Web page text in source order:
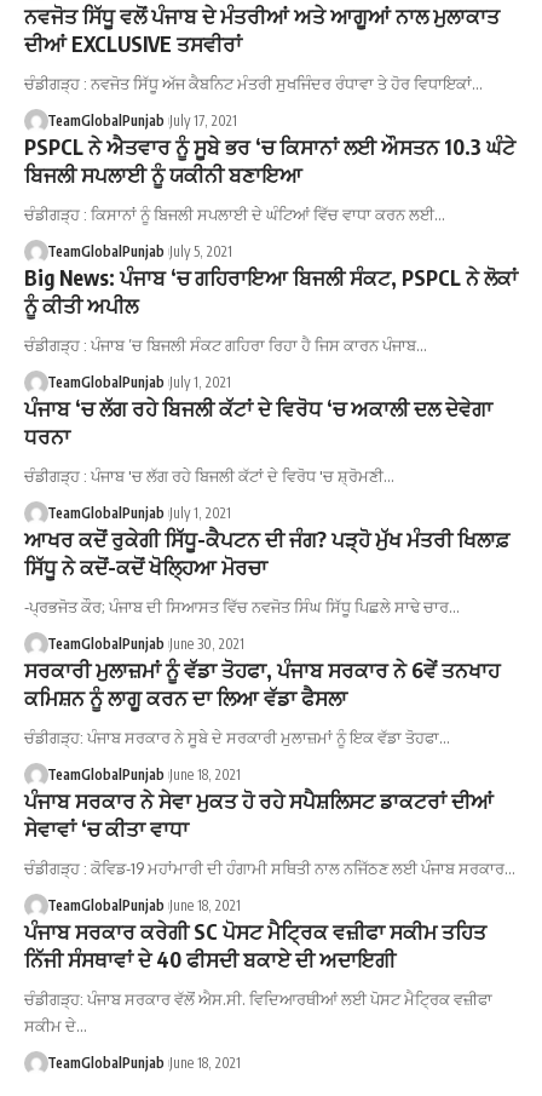
ਨਵਜੋਤ ਸਿੱਧੂ ਵਲੋਂ ਪੰਜਾਬ ਦੇ ਮੰਤਰੀਆਂ ਅਤੇ ਆਗੂਆਂ ਨਾਲ ਮੁਲਾਕਾਤ
ਦੀਆਂ EXCLUSIVE ਤਸਵੀਰਾਂ
ਚੰਡੀਗੜ੍ਹ : ਨਵਜੋਤ ਸਿੱਧੂ ਅੱਜ ਕੈਬਨਿਟ ਮੰਤਰੀ ਸੁਖਜਿੰਦਰ ਰੰਧਾਵਾ ਤੇ ਹੋਰ ਵਿਧਾਇਕਾਂ…
TeamGlobalPunjab July 17, 2021
PSPCL ਨੇ ਐਤਵਾਰ ਨੂੰ ਸੂਬੇ ਭਰ ‘ਚ ਕਿਸਾਨਾਂ ਲਈ ਔਸਤਨ 10.3 ਘੰਟੇ
ਬਿਜਲੀ ਸਪਲਾਈ ਨੂੰ ਯਕੀਨੀ ਬਣਾਇਆ
ਚੰਡੀਗੜ੍ਹ : ਕਿਸਾਨਾਂ ਨੂੰ ਬਿਜਲੀ ਸਪਲਾਈ ਦੇ ਘੰਟਿਆਂ ਵਿੱਚ ਵਾਧਾ ਕਰਨ ਲਈ…
TeamGlobalPunjab July 5, 2021
Big News: ਪੰਜਾਬ ‘ਚ ਗਹਿਰਾਇਆ ਬਿਜਲੀ ਸੰਕਟ, PSPCL ਨੇ ਲੋਕਾਂ
ਨੂੰ ਕੀਤੀ ਅਪੀਲ
ਚੰਡੀਗੜ੍ਹ : ਪੰਜਾਬ ’ਚ ਬਿਜਲੀ ਸੰਕਟ ਗਹਿਰਾ ਰਿਹਾ ਹੈ ਜਿਸ ਕਾਰਨ ਪੰਜਾਬ…
TeamGlobalPunjab July 1, 2021
ਪੰਜਾਬ ‘ਚ ਲੱਗ ਰਹੇ ਬਿਜਲੀ ਕੱਟਾਂ ਦੇ ਵਿਰੋਧ ‘ਚ ਅਕਾਲੀ ਦਲ ਦੇਵੇਗਾ
ਧਰਨਾ
ਚੰਡੀਗੜ੍ਹ : ਪੰਜਾਬ 'ਚ ਲੱਗ ਰਹੇ ਬਿਜਲੀ ਕੱਟਾਂ ਦੇ ਵਿਰੋਧ 'ਚ ਸ਼੍ਰੋਮਣੀ…
TeamGlobalPunjab July 1, 2021
ਆਖਰ ਕਦੋਂ ਰੁਕੇਗੀ ਸਿੱਧੂ-ਕੈਪਟਨ ਦੀ ਜੰਗ? ਪੜ੍ਹੋ ਮੁੱਖ ਮੰਤਰੀ ਖਿਲਾਫ਼
ਸਿੱਧੂ ਨੇ ਕਦੋਂ-ਕਦੋਂ ਖੋਲ੍ਹਿਆ ਮੋਰਚਾ
-ਪ੍ਰਭਜੋਤ ਕੌਰ; ਪੰਜਾਬ ਦੀ ਸਿਆਸਤ ਵਿੱਚ ਨਵਜੋਤ ਸਿੰਘ ਸਿੱਧੂ ਪਿਛਲੇ ਸਾਢੇ ਚਾਰ…
TeamGlobalPunjab June 30, 2021
ਸਰਕਾਰੀ ਮੁਲਾਜ਼ਮਾਂ ਨੂੰ ਵੱਡਾ ਤੋਹਫਾ, ਪੰਜਾਬ ਸਰਕਾਰ ਨੇ 6ਵੇਂ ਤਨਖਾਹ
ਕਮਿਸ਼ਨ ਨੂੰ ਲਾਗੂ ਕਰਨ ਦਾ ਲਿਆ ਵੱਡਾ ਫੈਸਲਾ
ਚੰਡੀਗੜ੍ਹ: ਪੰਜਾਬ ਸਰਕਾਰ ਨੇ ਸੂਬੇ ਦੇ ਸਰਕਾਰੀ ਮੁਲਾਜ਼ਮਾਂ ਨੂੰ ਇਕ ਵੱਡਾ ਤੋਹਫਾ…
TeamGlobalPunjab June 18, 2021
ਪੰਜਾਬ ਸਰਕਾਰ ਨੇ ਸੇਵਾ ਮੁਕਤ ਹੋ ਰਹੇ ਸਪੈਸ਼ਲਿਸਟ ਡਾਕਟਰਾਂ ਦੀਆਂ
ਸੇਵਾਵਾਂ ‘ਚ ਕੀਤਾ ਵਾਧਾ
ਚੰਡੀਗੜ੍ਹ : ਕੋਵਿਡ-19 ਮਹਾਂਮਾਰੀ ਦੀ ਹੰਗਾਮੀ ਸਥਿਤੀ ਨਾਲ ਨਜਿੱਠਣ ਲਈ ਪੰਜਾਬ ਸਰਕਾਰ…
TeamGlobalPunjab June 18, 2021
ਪੰਜਾਬ ਸਰਕਾਰ ਕਰੇਗੀ SC ਪੋਸਟ ਮੈਟ੍ਰਿਕ ਵਜ਼ੀਫਾ ਸਕੀਮ ਤਹਿਤ
ਨਿੱਜੀ ਸੰਸਥਾਵਾਂ ਦੇ 40 ਫੀਸਦੀ ਬਕਾਏ ਦੀ ਅਦਾਇਗੀ
ਚੰਡੀਗੜ੍ਹ: ਪੰਜਾਬ ਸਰਕਾਰ ਵੱਲੋਂ ਐਸ.ਸੀ. ਵਿਦਿਆਰਥੀਆਂ ਲਈ ਪੋਸਟ ਮੈਟ੍ਰਿਕ ਵਜ਼ੀਫਾ
ਸਕੀਮ ਦੇ…
TeamGlobalPunjab June 18, 2021